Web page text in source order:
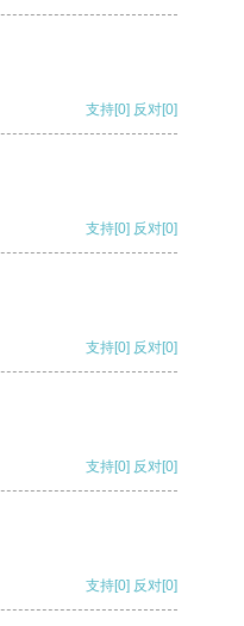
支持[0] 反对[0]
支持[0] 反对[0]
支持[0] 反对[0]
支持[0] 反对[0]
支持[0] 反对[0]